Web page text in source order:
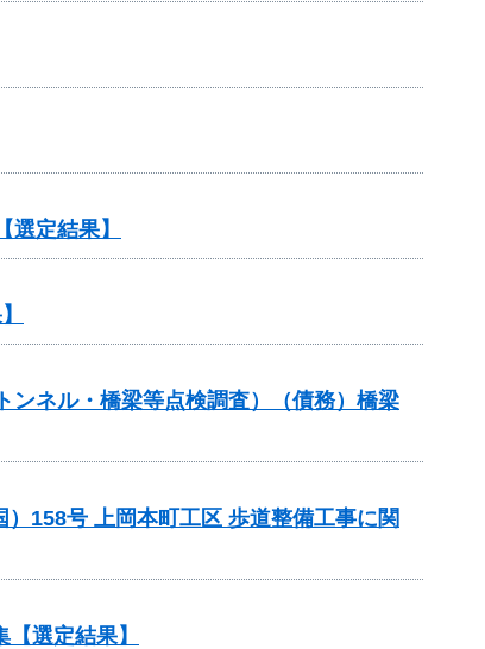
定結果】
ンネル・橋梁等点検調査）（債務）橋梁
158号 上岡本町工区 歩道整備工事に関
選定結果】